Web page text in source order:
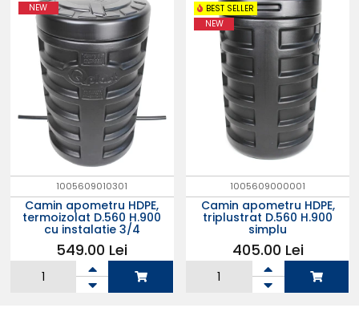
NEW
1005609010301
Camin apometru HDPE,
termoizolat D.560 H.900
cu instalatie 3/4
549.00 Lei
BEST SELLER
NEW
1005609000001
Camin apometru HDPE,
triplustrat D.560 H.900
simplu
405.00 Lei